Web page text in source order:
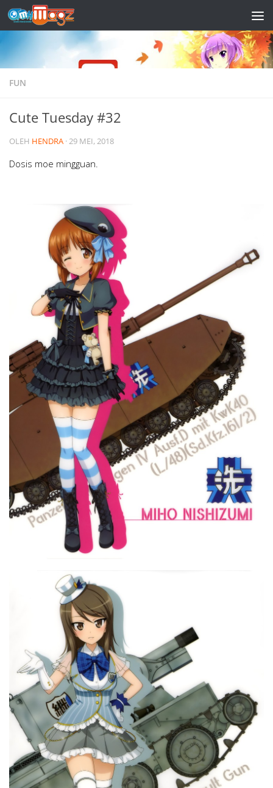
Skip to content
FUN
Cute Tuesday #32
OLEH HENDRA ·29 MEI, 2018
Dosis moe mingguan.